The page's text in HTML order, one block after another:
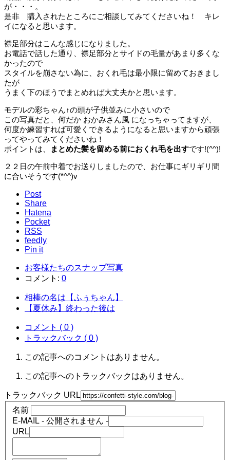
が・・・。
是非 購入されたところにご相談してみてくださいね！ キレ
イになると思います。
襟足部分はこんな感じになりました。
お電話で話した通り、襟足部分とサイドの毛量があまり多くな
かったので
スタイルを崩さない為に、おくれ毛は最小限に留めておきまし
たが
うまく下のほうでまとめれば大丈夫かと思います。
モデルの彩ちゃん↑の頭が子供並みに小さいので
この写真だと、何だか おかみさん風 になっちゃってますが、
何度か練習すれば可愛くできるようになると思いますから頑張
ってやってみてくださいね！
ポイントは、
まとめた髪を留める前におくれ毛を出すです!(^^)!
２２日の午前中着でお送りしましたので、お仕事にギリギリ間
に合いそうです(*^^)v
Post
Share
Hatena
Pocket
RSS
feedly
Pin it
お客様たちのスナップ写真
コメント: 0
相棒の名は【ふぅちゃん】
【夏休み】終わった後は
コメント ( 0 )
トラックバック ( 0 )
この記事へのコメントはありません。
この記事へのトラックバックはありません。
トラックバック URL
名前
E-MAIL - 公開されません -
URL